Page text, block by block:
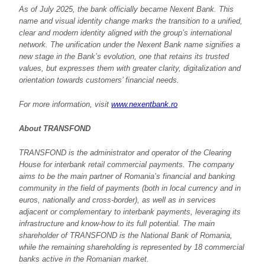
As of July 2025, the bank officially became Nexent Bank. This
name and visual identity change marks the transition to a unified,
clear and modern identity aligned with the group’s international
network. The unification under the Nexent Bank name signifies a
new stage in the Bank’s evolution, one that retains its trusted
values, but expresses them with greater clarity, digitalization and
orientation towards customers’ financial needs.
For more information, visit www.nexentbank.ro
About TRANSFOND
TRANSFOND is the administrator and operator of the Clearing
House for interbank retail commercial payments. The company
aims to be the main partner of Romania’s financial and banking
community in the field of payments (both in local currency and in
euros, nationally and cross-border), as well as in services
adjacent or complementary to interbank payments, leveraging its
infrastructure and know-how to its full potential. The main
shareholder of TRANSFOND is the National Bank of Romania,
while the remaining shareholding is represented by 18 commercial
banks active in the Romanian market.